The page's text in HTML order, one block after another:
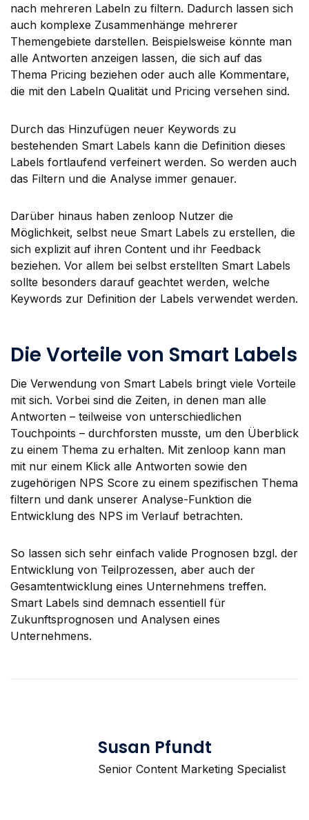
nach mehreren Labeln zu filtern. Dadurch lassen sich
auch komplexe Zusammenhänge mehrerer
Themengebiete darstellen. Beispielsweise könnte man
alle Antworten anzeigen lassen, die sich auf das
Thema Pricing beziehen oder auch alle Kommentare,
die mit den Labeln Qualität und Pricing versehen sind.
Durch das Hinzufügen neuer Keywords zu
bestehenden Smart Labels kann die Definition dieses
Labels fortlaufend verfeinert werden. So werden auch
das Filtern und die Analyse immer genauer.
Darüber hinaus haben zenloop Nutzer die
Möglichkeit, selbst neue Smart Labels zu erstellen, die
sich explizit auf ihren Content und ihr Feedback
beziehen. Vor allem bei selbst erstellten Smart Labels
sollte besonders darauf geachtet werden, welche
Keywords zur Definition der Labels verwendet werden.
Die Vorteile von Smart Labels
Die Verwendung von Smart Labels bringt viele Vorteile
mit sich. Vorbei sind die Zeiten, in denen man alle
Antworten – teilweise von unterschiedlichen
Touchpoints – durchforsten musste, um den Überblick
zu einem Thema zu erhalten. Mit zenloop kann man
mit nur einem Klick alle Antworten sowie den
zugehörigen NPS Score zu einem spezifischen Thema
filtern und dank unserer Analyse-Funktion die
Entwicklung des NPS im Verlauf betrachten.
So lassen sich sehr einfach valide Prognosen bzgl. der
Entwicklung von Teilprozessen, aber auch der
Gesamtentwicklung eines Unternehmens treffen.
Smart Labels sind demnach essentiell für
Zukunftsprognosen und Analysen eines
Unternehmens.
Susan Pfundt
Senior Content Marketing Specialist